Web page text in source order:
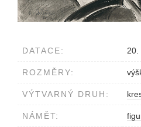
DATACE: 20.
ROZMĚRY:
VÝTVARNÝ DRUH:
NÁMĚT: